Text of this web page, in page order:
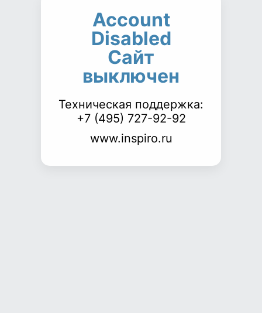
Account
Disabled
Сайт
выключен
Техническая поддержка:
+7 (495) 727-92-92
www.inspiro.ru